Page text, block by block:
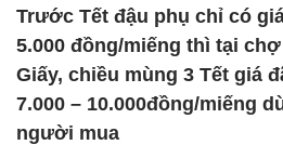
Trước Tết đậu phụ chỉ có
5.000 đồng/miếng thì tại
Giấy, chiều mùng 3 Tết giá
7.000 – 10.000đồng/miếng
người mua